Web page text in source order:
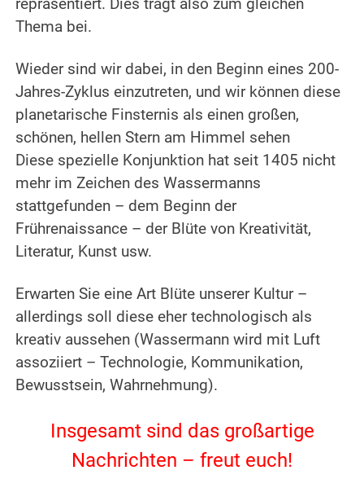
repräsentiert. Dies trägt also zum gleichen
Thema bei.
Wieder sind wir dabei, in den Beginn eines 200-
Jahres-Zyklus einzutreten, und wir können diese
planetarische Finsternis als einen großen,
schönen, hellen Stern am Himmel sehen
Diese spezielle Konjunktion hat seit 1405 nicht
mehr im Zeichen des Wassermanns
stattgefunden – dem Beginn der
Frührenaissance – der Blüte von Kreativität,
Literatur, Kunst usw.
Erwarten Sie eine Art Blüte unserer Kultur –
allerdings soll diese eher technologisch als
kreativ aussehen (Wassermann wird mit Luft
assoziiert – Technologie, Kommunikation,
Bewusstsein, Wahrnehmung).
Insgesamt sind das großartige
Nachrichten – freut euch!